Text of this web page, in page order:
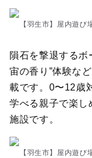
【羽生市】屋内遊
隕石を撃退するボ
宙の香り”体験な
載です。0〜12歳
学べる親子で楽し
施設です。
【羽生市】屋内遊